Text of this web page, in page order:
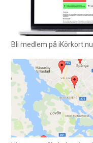
Bli medlem på iKörkort.nu